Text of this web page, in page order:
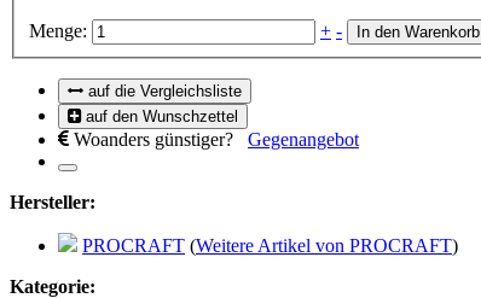
Menge: + - In den Warenkorb
auf die Vergleichsliste
auf den Wunschzettel
Woanders günstiger? Gegenangebot
Hersteller:
PROCRAFT (Weitere Artikel von PROCRAFT)
Kategorie: